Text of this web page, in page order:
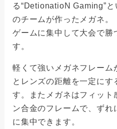
る“DetionatioN Gaming”
のチームが作ったメガネ。
ゲームに集中して大会で勝
す。
軽くて強いメガネフレーム
とレンズの距離を一定にす
す。またメガネはフィット
ン合金のフレームで、ずれ
に集中できます。